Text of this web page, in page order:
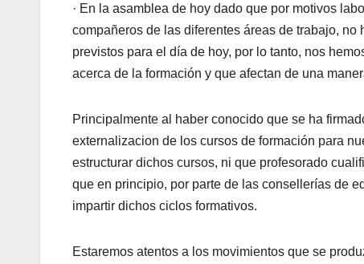
· En la asamblea de hoy dado que por motivos
compañeros de las diferentes áreas de trabajo,
previstos para el día de hoy, por lo tanto, nos
acerca de la formación y que afectan de una
Principalmente al haber conocido que se ha
externalizacion de los cursos de formación para
estructurar dichos cursos, ni que profesorado
que en principio, por parte de las consellerías de
impartir dichos ciclos formativos.
Estaremos atentos a los movimientos que se